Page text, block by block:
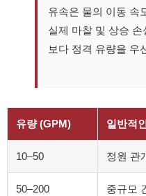
유속은 물의 이동 속
실제 마찰 및 상승
보다 정격 유량을 우
유량 (GPM) 일반적
10–50 정원 관
50–200 중규모